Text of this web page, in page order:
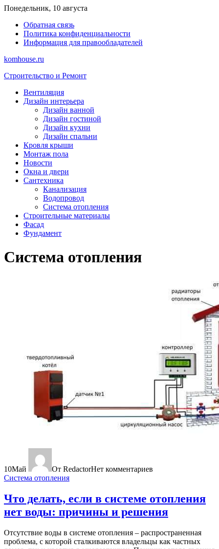
Перейти
содержимому
Понедельник, 10 августа
Обратная связь
Политика конфиденциальности
Информация для правообладателей
komhouse.ru
Строительство и Ремонт
Вентиляция
Дизайн интерьера
Дизайн ванной
Дизайн гостиной
Дизайн кухни
Дизайн спальни
Кровля крыши
Монтаж пола
Новости
Окна и двери
Сантехника
Канализация
Водопровод
Система отопления
Строительные материалы
Фасад
Фундамент
Система отопления
10Май От RedactorНет комментариев
Система отопления
Что делать, если в системе отопления
нет воды: причины и решения
Отсутствие воды в системе отопления – распространенная
проблема, с которой сталкиваются владельцы как частных